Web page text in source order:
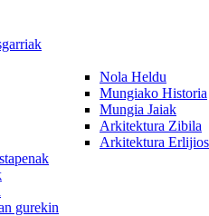
Nola Heldu
Mungiako Historia
Mungia Jaiak
Arkitektura Zibila
Arkitektura
gurekin